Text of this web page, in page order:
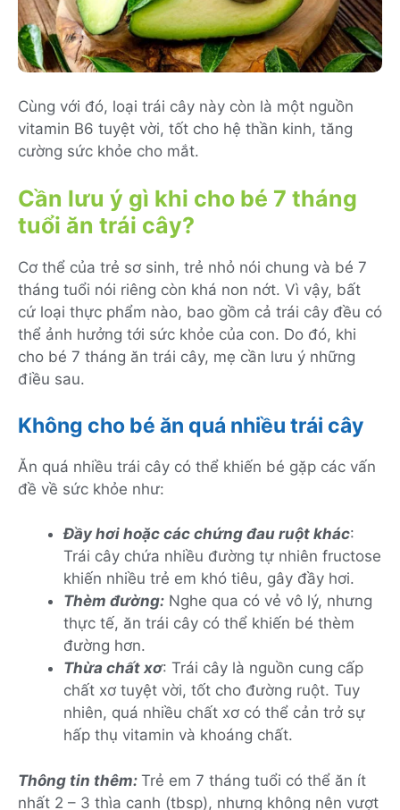
Cùng với đó, loại trái cây này còn là một nguồn
vitamin B6 tuyệt vời, tốt cho hệ thần kinh, tăng
cường sức khỏe cho mắt.
Cần lưu ý gì khi cho bé 7 tháng
tuổi ăn trái cây?
Cơ thể của trẻ sơ sinh, trẻ nhỏ nói chung và bé 7
tháng tuổi nói riêng còn khá non nớt. Vì vậy, bất
cứ loại thực phẩm nào, bao gồm cả trái cây đều có
thể ảnh hưởng tới sức khỏe của con. Do đó, khi
cho bé 7 tháng ăn trái cây, mẹ cần lưu ý những
điều sau.
Không cho bé ăn quá nhiều trái cây
Ăn quá nhiều trái cây có thể khiến bé gặp các vấn
đề về sức khỏe như:
Đầy hơi hoặc các chứng đau ruột khác:
Trái cây chứa nhiều đường tự nhiên fructose
khiến nhiều trẻ em khó tiêu, gây đầy hơi.
Thèm đường: Nghe qua có vẻ vô lý, nhưng
thực tế, ăn trái cây có thể khiến bé thèm
đường hơn.
Thừa chất xơ: Trái cây là nguồn cung cấp
chất xơ tuyệt vời, tốt cho đường ruột. Tuy
nhiên, quá nhiều chất xơ có thể cản trở sự
hấp thụ vitamin và khoáng chất.
Thông tin thêm: Trẻ em 7 tháng tuổi có thể ăn ít
nhất 2 – 3 thìa canh (tbsp), nhưng không nên vượt